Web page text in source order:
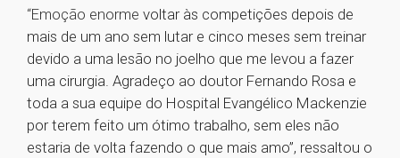
“Emoção enorme voltar às competições depois de
mais de um ano sem lutar e cinco meses sem treinar
devido a uma lesão no joelho que me levou a fazer
uma cirurgia. Agradeço ao doutor Fernando Rosa e
toda a sua equipe do Hospital Evangélico Mackenzie
por terem feito um ótimo trabalho, sem eles não
estaria de volta fazendo o que mais amo”, ressaltou o